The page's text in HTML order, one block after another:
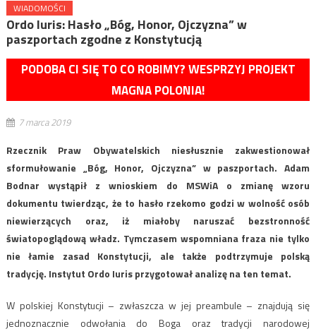
WIADOMOŚCI
Ordo Iuris: Hasło „Bóg, Honor, Ojczyzna” w
paszportach zgodne z Konstytucją
PODOBA CI SIĘ TO CO ROBIMY? WESPRZYJ PROJEKT
MAGNA POLONIA!
7 marca 2019
Rzecznik Praw Obywatelskich niesłusznie zakwestionował
sformułowanie „Bóg, Honor, Ojczyzna” w paszportach. Adam
Bodnar wystąpił z wnioskiem do MSWiA o zmianę wzoru
dokumentu twierdząc, że to hasło rzekomo godzi w wolność osób
niewierzących oraz, iż miałoby naruszać bezstronność
światopoglądową władz. Tymczasem wspomniana fraza nie tylko
nie łamie zasad Konstytucji, ale także podtrzymuje polską
tradycję. Instytut Ordo Iuris przygotował analizę na ten temat.
W polskiej Konstytucji – zwłaszcza w jej preambule – znajdują się
jednoznacznie odwołania do Boga oraz tradycji narodowej